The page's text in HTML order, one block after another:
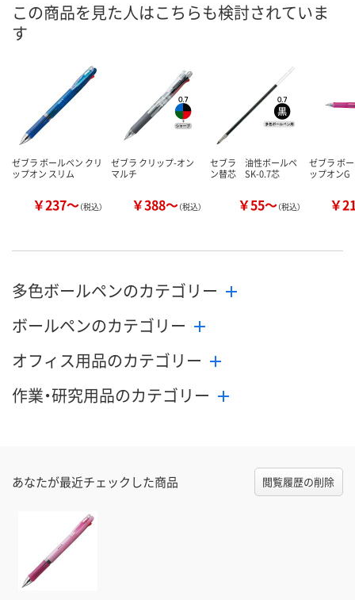
お届け日
数量
カゴへ
数量
カゴへ
数量
カ
この商品を見た人はこちらも検討されていま
す
ゼブラ ボールペン クリ
ップオン スリム
￥237～（税込）
ゼブラ クリップ-オン
マルチ
￥388～（税込）
セブラ 油性ボールペ
ン替芯 SK-0.7芯
￥55～（税込）
ゼブラ ボ
ップオンG
￥
多色ボールペンのカテゴリー
ボールペンのカテゴリー
オフィス用品のカテゴリー
作業・研究用品のカテゴリー
あなたが最近チェックした商品 閲覧履歴の削除